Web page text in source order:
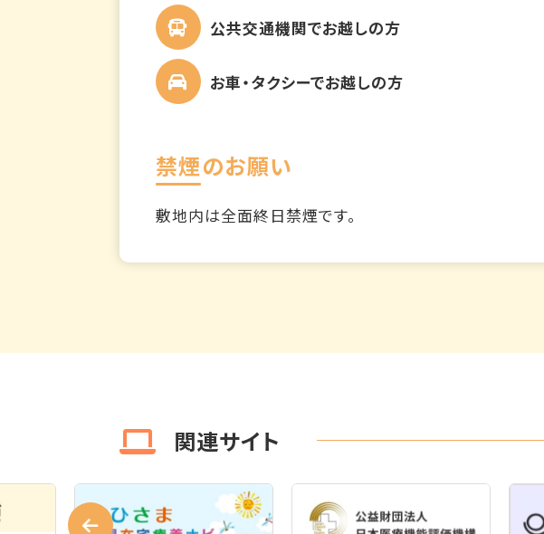
公共交通機関でお越しの方
お車・タクシーでお越しの方
禁煙のお願い
敷地内は全面終日禁煙です。
関連サイト